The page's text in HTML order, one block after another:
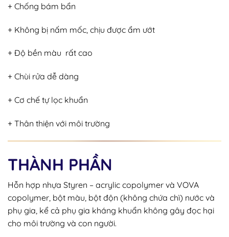
+ Chống bám bẩn
+ Không bị nấm mốc, chịu được ẩm ướt
+ Độ bền màu rất cao
+ Chùi rửa dễ dàng
+ Cơ chế tự lọc khuẩn
+ Thân thiện với môi trường
THÀNH PHẦN
Hỗn hợp nhựa Styren – acrylic copolymer và VOVA
copolymer, bột màu, bột độn (không chứa chì) nước và
phụ gia, kể cả phụ gia kháng khuẩn không gây đọc hại
cho môi trường và con người.